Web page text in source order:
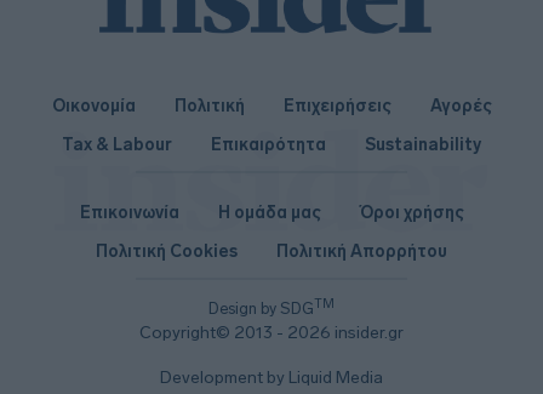
Οικονομία Πολιτική Επιχειρήσεις
Αγορές
Tax & Labour
Επικαιρότητα Sustainability
Design by SDGTM
Copyright© 2013 - 2026 insider.gr
Επικοινωνία Η ομάδα μας
Όροι χρήσης
Πολιτική Cookies
Πολιτική Απορρήτου
Development by Liquid Media